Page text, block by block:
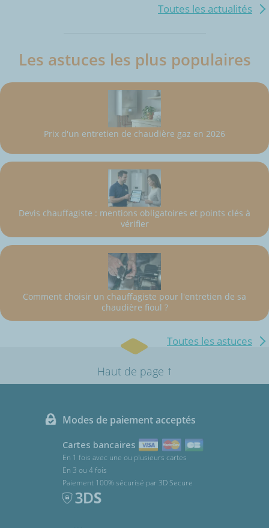
Toutes les actualités
Les astuces les plus populaires
Prix d'un entretien de chaudière gaz en 2026
Devis chauffagiste : mentions obligatoires et points clés à
vérifier
Comment choisir un chauffagiste pour l'entretien de sa
chaudière fioul ?
Toutes les astuces
Haut de page ↑
Modes de paiement acceptés
Cartes bancaires
En 1 fois avec une ou plusieurs cartes
En 3 ou 4 fois
Paiement 100% sécurisé par 3D Secure